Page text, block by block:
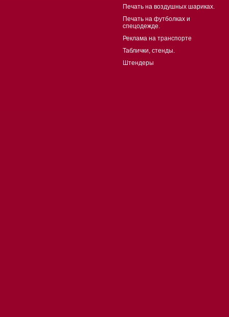
Печать на воздушных шариках.
Печать на футболках и
спецодежде.
Реклама на транспорте
Таблички, стенды.
Штендеры